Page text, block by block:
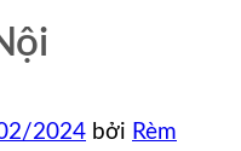
2024 bởi Rèm